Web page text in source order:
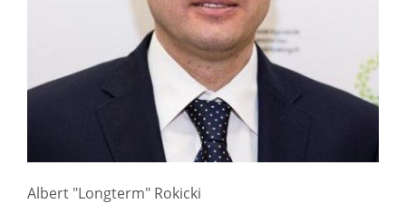
Albert "Longterm" Rokicki